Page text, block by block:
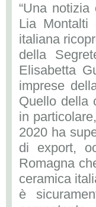
“Una
Lia
italiana
della
Elisabetta
imprese
Quello della
in
2020 ha
di export,
Romagna
ceramica
è